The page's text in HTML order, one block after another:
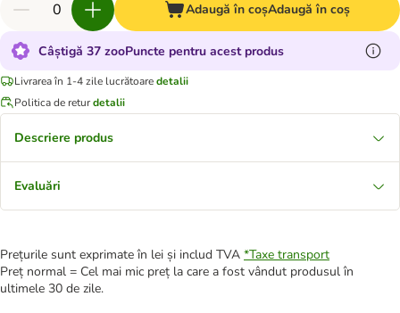
Adaugă în coșAdaugă în coș
Câștigă 37 zooPuncte pentru acest produs
Livrarea în 1-4 zile lucrătoaredetalii
Politica de returdetalii
Descriere produs
Evaluări
Prețurile sunt exprimate în lei și includ TVA *Taxe transport
Preț normal = Cel mai mic preț la care a fost vândut produsul în
ultimele 30 de zile.